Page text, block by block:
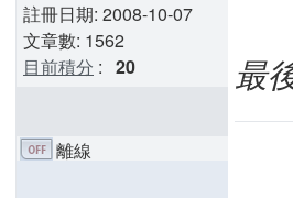
註冊日期: 2008-10-07
文章數: 1562
目前積分 : 20 最
離線